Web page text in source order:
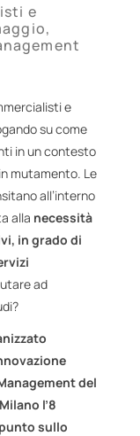
e
e
su come
in un contesto
mutamento. Le
all’interno
alla necessità
in grado di
ad
del
l’8
sullo